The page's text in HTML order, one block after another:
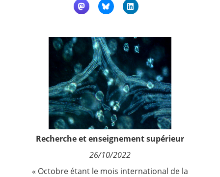
Nous suivre
Recherche et enseignement supérieur
26/10/2022
« Octobre étant le mois international de la